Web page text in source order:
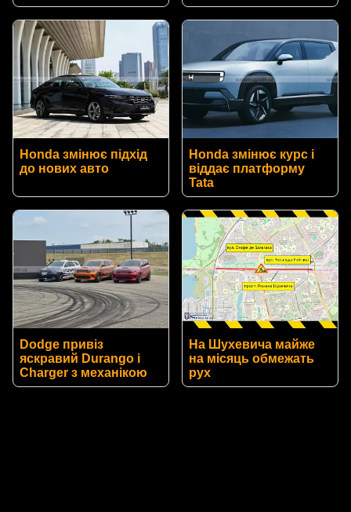
Honda змінює підхід
до нових авто
Honda змінює курс і
віддає платформу
Tata
Dodge привіз
яскравий Durango і
Charger з механікою
На Шухевича майже
на місяць обмежать
рух